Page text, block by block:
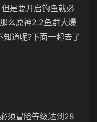
是要开启钓鱼就必
么原神2.2鱼群大爆
道呢?下面一起去了
须冒险等级达到28